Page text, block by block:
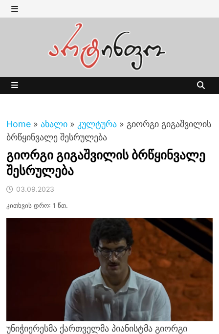
Skip
to MENU
Home » ახალი » კულტურა » გიორგი გიგაშვილის
ბრწყინვალე შესრულება
გიორგი გიგაშვილის ბრწყინვალე
შესრულება
03.09.2023
კითხვის დრო: 1 წთ.
უნიჭიერესმა ქართველმა პიანისტმა გიორგი